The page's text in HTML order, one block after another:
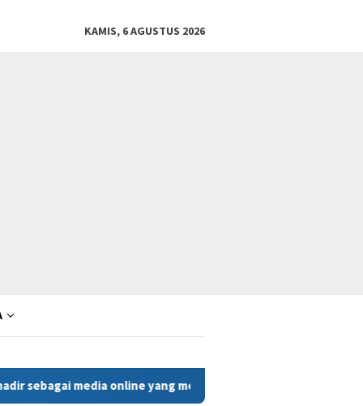
KAMIS, 6 AGUSTUS 2026
online yang menyajikan berita cepat, faktual, dan